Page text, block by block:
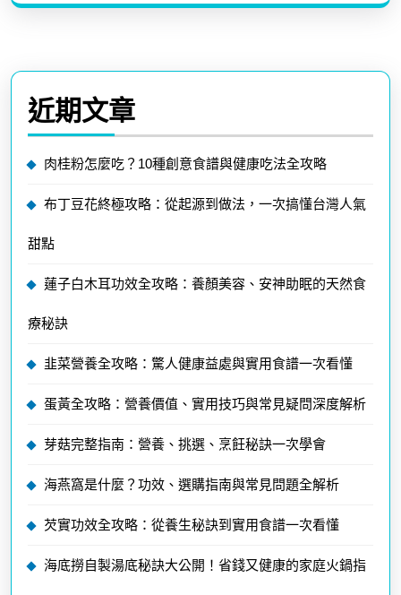
近期文章
肉桂粉怎麼吃？10種創意食譜與健康吃法全攻略
布丁豆花終極攻略：從起源到做法，一次搞懂台灣人氣
甜點
蓮子白木耳功效全攻略：養顏美容、安神助眠的天然食
療秘訣
韭菜營養全攻略：驚人健康益處與實用食譜一次看懂
蛋黃全攻略：營養價值、實用技巧與常見疑問深度解析
芽菇完整指南：營養、挑選、烹飪秘訣一次學會
海燕窩是什麼？功效、選購指南與常見問題全解析
芡實功效全攻略：從養生秘訣到實用食譜一次看懂
海底撈自製湯底秘訣大公開！省錢又健康的家庭火鍋指